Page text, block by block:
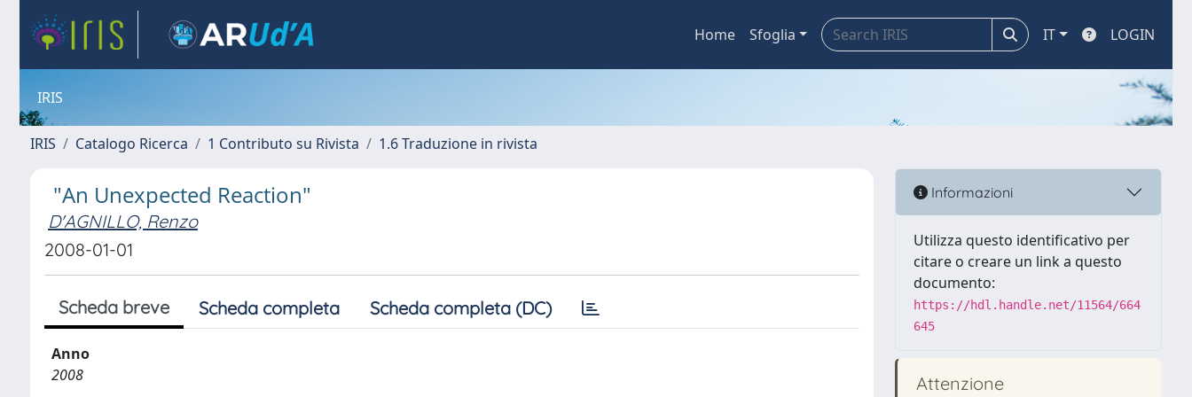
Home Sfoglia IT LOGIN
IRIS
IRIS Catalogo Ricerca 1 Contributo su Rivista 1.6 Traduzione in rivista
"An Unexpected Reaction"
D'AGNILLO, Renzo
2008-01-01
Scheda breve Scheda completa Scheda completa (DC)
Anno
2008
Informazioni
Utilizza questo identificativo per
citare o creare un link a questo
documento:
https://hdl.handle.net/11564/664
645
Attenzione